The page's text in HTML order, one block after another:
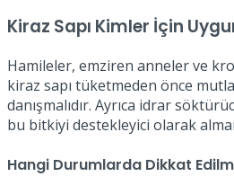
Kiraz Sapı Kimler İçin
Hamileler, emziren anneler ve
kiraz sapı tüketmeden önce
danışmalıdır. Ayrıca idrar
bu bitkiyi destekleyici olarak
Hangi Durumlarda Dikkat